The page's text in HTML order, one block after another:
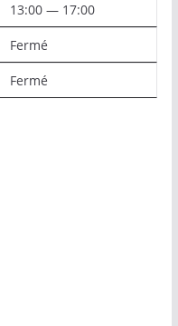
13:00 — 17:00
Fermé
Fermé